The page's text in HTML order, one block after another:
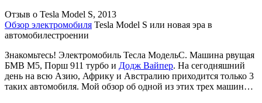
Отзыв о Tesla Model S, 2013
Обзор электромобиля Tesla Model S или новая эра в
автомобилестроении
Знакомьтесь! Электромобиль Тесла МодельС. Машина рвущая
БМВ М5, Порш 911 турбо и Додж Вайпер. На сегодняшний
день на всю Азию, Африку и Австралию приходится только 3
таких автомобиля. Мой обзор об одной из этих трех машин…